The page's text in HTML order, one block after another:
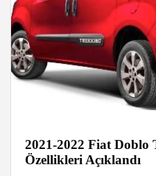
2021-2022 Fiat Doblo
Özellikleri Açıklandı